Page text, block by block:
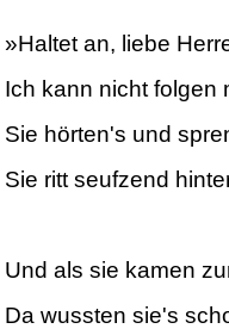
»Haltet an, liebe
Ich kann nicht folgen
Sie hörten's und
Sie ritt seufzend
Und als sie kamen
Da wussten sie's